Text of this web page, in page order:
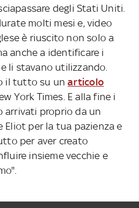
degli Stati Uniti.
molti mesi e, video
è riuscito non solo a
anche a identificare i
li stavano utilizzando.
il tutto su unarticolo
York Times. E alla fine i
arrivati proprio da un
Eliot per la tua pazienza e
per aver creato
insieme vecchie e